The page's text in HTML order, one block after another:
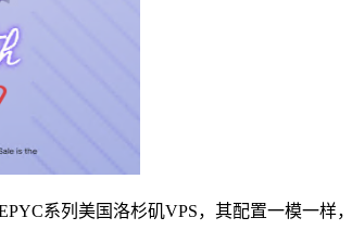
系列美国洛杉矶VPS，其配置一模一